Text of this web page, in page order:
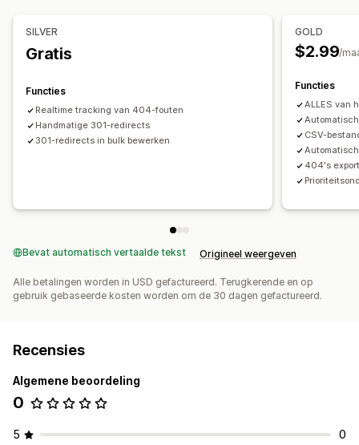
SILVER
Gratis
Functies
Realtime tracking van 404-fouten
Handmatige 301-redirects
301-redirects in bulk bewerken
GOLD
$2.99/
Functies
ALLES van
CSV-
404's
Bevat automatisch vertaalde tekst Origineel weergeven
Alle betalingen worden in USD gefactureerd. Terugkerende en op
gebruik gebaseerde kosten worden om de 30 dagen gefactureerd.
Recensies
Algemene beoordeling
0
5 0